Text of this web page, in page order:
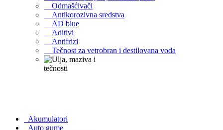
Odmašćivači
Antikorozivna sredstva
AD blue
Aditivi
Antifrizi
Tečnost za vetrobran i destilovana voda
Akumulatori
Auto gume